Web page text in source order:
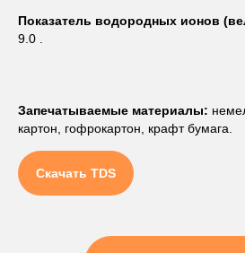
Показатель водородных ионов
9.0 .
Запечатываемые материалы:
картон, гофрокартон, крафт бумага.
Скачать TDS